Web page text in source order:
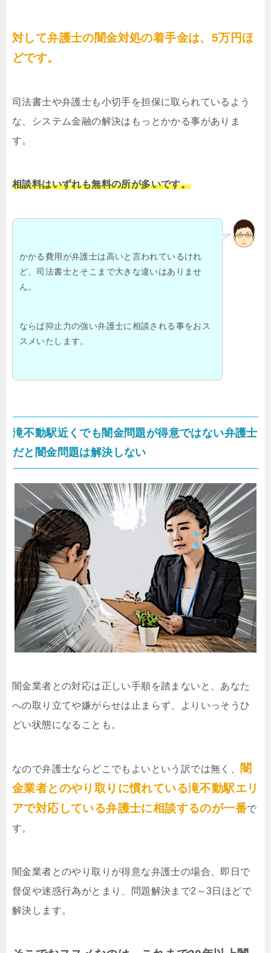
対して弁護士の闇金対処の着手金は、5万円ほ
どです。
司法書士や弁護士も小切手を担保に取られているよう
な、システム金融の解決はもっとかかる事がありま
す。
相談料はいずれも無料の所が多いです。
かかる費用が弁護士は高いと言われているけれ
ど、司法書士とそこまで大きな違いはありませ
ん。
ならば抑止力の強い弁護士に相談される事をおス
スメいたします。
滝不動駅近くでも闇金問題が得意ではない弁護士
だと闇金問題は解決しない
闇金業者との対応は正しい手順を踏まないと、あなた
への取り立てや嫌がらせは止まらず、よりいっそうひ
どい状態になることも。
なので弁護士ならどこでもよいという訳では無く、
闇
金業者とのやり取りに慣れている滝不動駅エリ
アで対応している弁護士に相談するのが一番で
す。
闇金業者とのやり取りが得意な弁護士の場合、即日で
督促や迷惑行為がとまり、問題解決まで2～3日ほどで
解決します。